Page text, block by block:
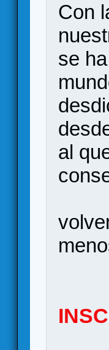
Con
se
al